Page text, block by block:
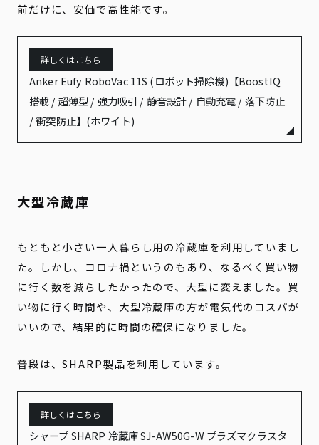
前だけに、安価で高性能です。
Anker Eufy RoboVac 11S (ロボット掃除機)【BoostIQ
搭載 / 超薄型 / 強力吸引 / 静音設計 / 自動充電 / 落下防止
/ 衝突防止】(ホワイト)
大型冷蔵庫
もともと小さい一人暮らし用の冷蔵庫を利用していまし
た。しかし、コロナ禍というのもあり、なるべく買い物
に行く数を減らしたかったので、大型に変えました。買
い物に行く時間や、大型冷蔵庫の方が電気代のコスパが
いいので、結果的に時間の確保になりました。
普段は、SHARP製品を利用しています。
シャープ SHARP 冷蔵庫 SJ-AW50G-W プラズマクラスタ